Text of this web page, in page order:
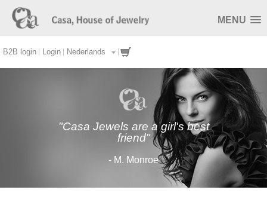
MENU
B2B login Login Nederlands
"Casa Jewels are a girl's best
friend"
- M. Monroe